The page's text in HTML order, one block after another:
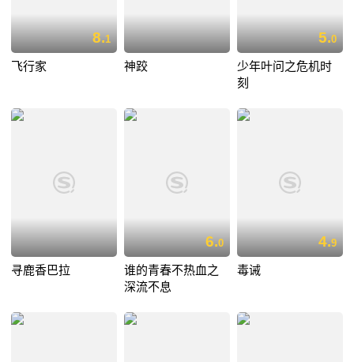
8.1
飞行家 神跤
5.0
少年叶问之危机时
刻
寻鹿香巴拉
6.0
谁的青春不热血之
深流不息
4.9
毒诫